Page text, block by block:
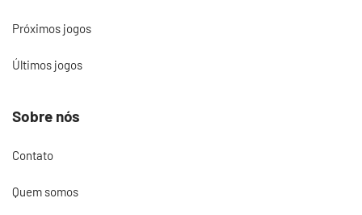
Próximos jogos
Últimos jogos
Sobre nós
Contato
Quem somos